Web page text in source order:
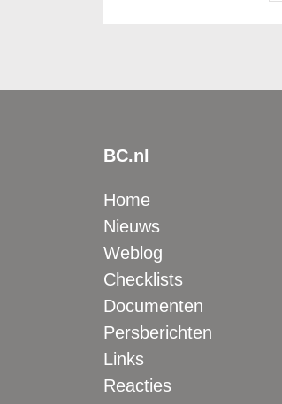
BC.nl
Home
Nieuws
Weblog
Checklists
Documenten
Persberichten
Links
Reacties